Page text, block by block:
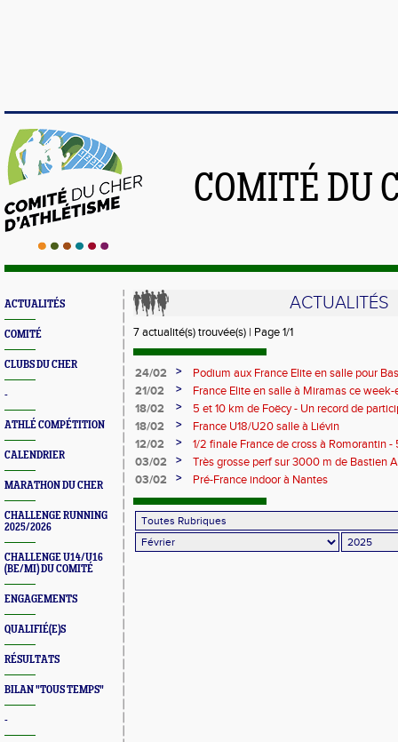
COMITÉ DU
ACTUALITÉS
COMITÉ
CLUBS DU CHER
-
ATHLÉ COMPÉTITION
CALENDRIER
MARATHON DU CHER
CHALLENGE RUNNING
2025/2026
CHALLENGE U14/U16
(BE/MI) DU COMITÉ
ENGAGEMENTS
QUALIFIÉ(E)S
RÉSULTATS
BILAN "TOUS TEMPS"
-
ACTUALITÉS
7 actualité(s) trouvée(s) | Page 1/1
24/02 >
Podium aux France Elite en salle pour
21/02
>
France Elite en salle à Miramas ce week-
18/02
>
5 et 10 km de Foëcy - Un record de
18/02
>
France U18/U20 salle à Liévin
12/02
>
1/2 finale France de cross à Romorantin -
03/02
>
Très grosse perf sur 3000 m de Bastien
03/02
> Pré-France indoor à Nantes